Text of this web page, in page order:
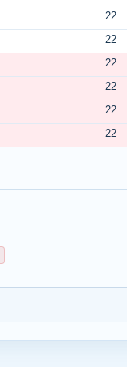
22
22
22
22
22
22